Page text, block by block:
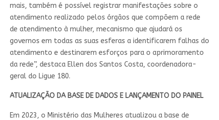
mais, também é possível registrar manifestações sobre o
atendimento realizado pelos órgãos que compõem a rede
de atendimento à mulher, mecanismo que ajudará os
governos em todas as suas esferas a identificarem falhas do
atendimento e destinarem esforços para o aprimoramento
da rede”, destaca Ellen dos Santos Costa, coordenadora-
geral do Ligue 180.
ATUALIZAÇÃO DA BASE DE DADOS E LANÇAMENTO DO PAINEL
Em 2023, o Ministério das Mulheres atualizou a base de